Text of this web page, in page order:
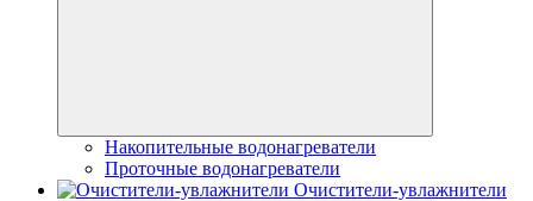
Накопительные водонагреватели
Проточные водонагреватели
Очистители-увлажнители